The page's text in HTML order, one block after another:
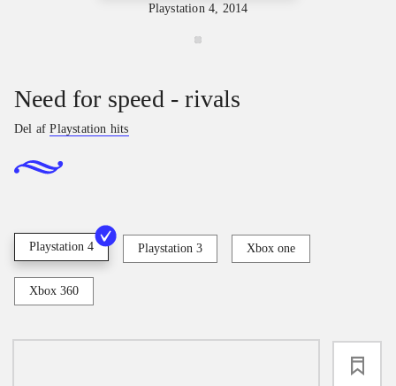
Playstation 4, 2014
Need for speed - rivals
Del afPlaystation hits
Playstation 4 Playstation 3 Xbox one
Xbox 360